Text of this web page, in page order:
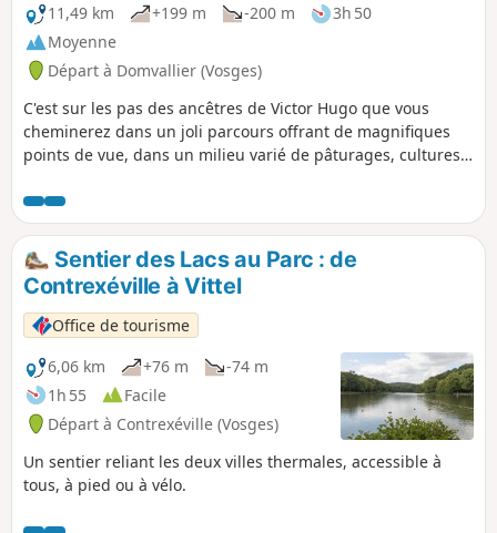
11,49 km
+199 m -200 m
3h 50
Moyenne
Départ à Domvallier (Vosges)
C'est sur les pas des ancêtres de Victor Hugo que vous
cheminerez dans un joli parcours offrant de magnifiques
points de vue, dans un milieu varié de pâturages, cultures
de fortes chaleurs.
Sentier des Lacs au Parc : de
Contrexéville à Vittel
Office de tourisme
6,06 km
+76 m
-74 m
1h 55
Facile
Départ à Contrexéville (Vosges)
Un sentier reliant les deux villes thermales, accessible à
tous, à pied ou à vélo.